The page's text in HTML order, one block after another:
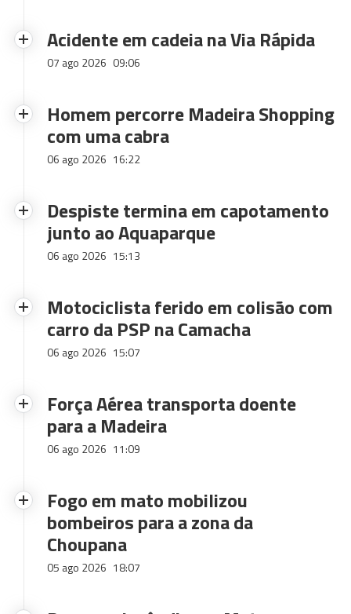
Acidente em cadeia na Via Rápida
07 ago 2026 09:06
Homem percorre Madeira Shopping
com uma cabra
06 ago 2026 16:22
Despiste termina em capotamento
junto ao Aquaparque
06 ago 2026 15:13
Motociclista ferido em colisão com
carro da PSP na Camacha
06 ago 2026 15:07
Força Aérea transporta doente
para a Madeira
06 ago 2026 11:09
Fogo em mato mobilizou
bombeiros para a zona da
Choupana
05 ago 2026 18:07